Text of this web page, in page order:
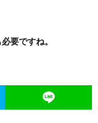
要ですね。